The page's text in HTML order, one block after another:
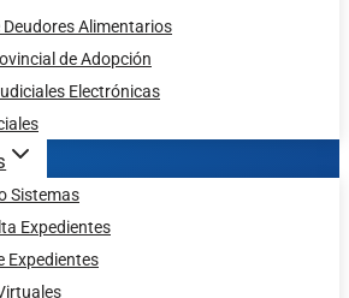
Deudores Alimentarios
de Adopción
Electrónicas
Sistemas
Expedientes
Expedientes